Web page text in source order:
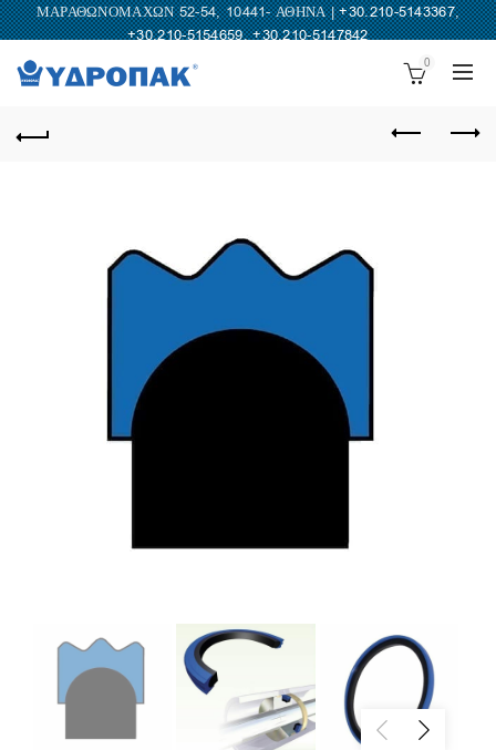
ΜΑΡΑΘΩΝΟΜΑΧΩΝ 52-54, 10441- ΑΘΗΝΑ |+30.210-5143367,
+30.210-5154659,+30.210-5147842
0